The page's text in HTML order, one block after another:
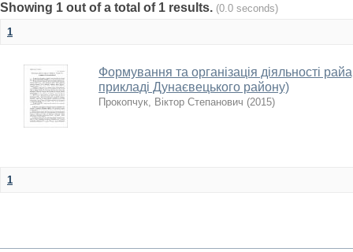
Showing 1 out of a total of 1 results. (0.0 seconds)
1
Формування та організація діяльності
прикладі Дунаєвецького району)
Прокопчук, Віктор Степанович (2015)
1